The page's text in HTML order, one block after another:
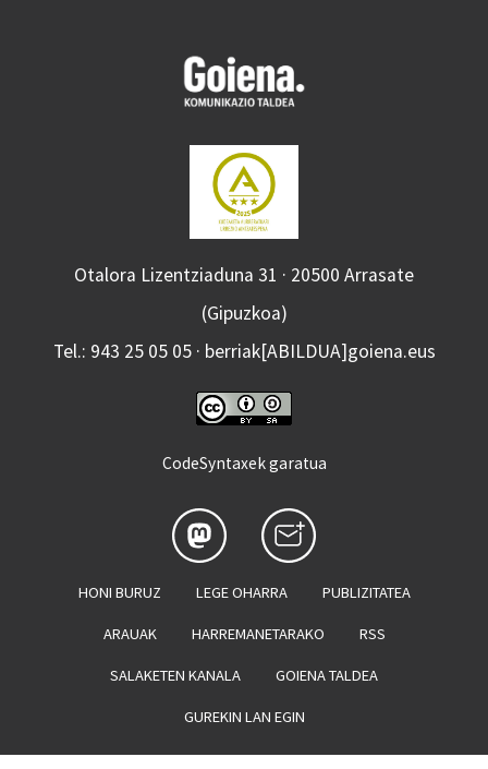
Otalora Lizentziaduna 31 · 20500 Arrasate
(Gipuzkoa)
Tel.: 943 25 05 05 · berriak[ABILDUA]goiena.eus
CodeSyntaxek garatua
HONI BURUZ LEGE OHARRA PUBLIZITATEA
ARAUAK HARREMANETARAKO RSS
SALAKETEN KANALA GOIENA TALDEA
GUREKIN LAN EGIN